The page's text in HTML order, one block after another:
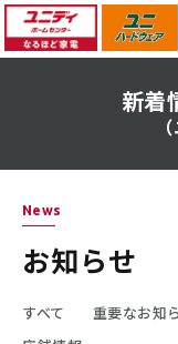
新着
営業時間／10:00～19:30
News
お知らせ
すべて 重要なお知